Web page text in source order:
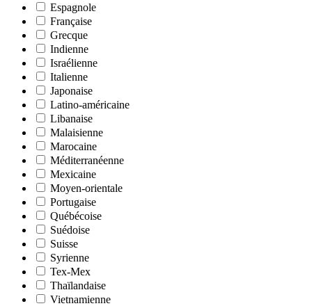
Espagnole
Française
Grecque
Indienne
Israélienne
Italienne
Japonaise
Latino-américaine
Libanaise
Malaisienne
Marocaine
Méditerranéenne
Mexicaine
Moyen-orientale
Portugaise
Québécoise
Suédoise
Suisse
Syrienne
Tex-Mex
Thaïlandaise
Vietnamienne